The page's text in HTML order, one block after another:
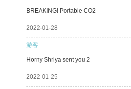
BREAKING! Portable CO2
2022-01-28
游客
Horny Shriya sent you 2
2022-01-25